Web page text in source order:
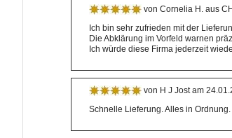
von Cornelia H. aus
Ich bin sehr zufrieden mit der
Die Abklärung im Vorfeld warnen
Ich würde diese Firma jederzeit
von H J Jost am
Schnelle Lieferung. Alles in Ordnung.